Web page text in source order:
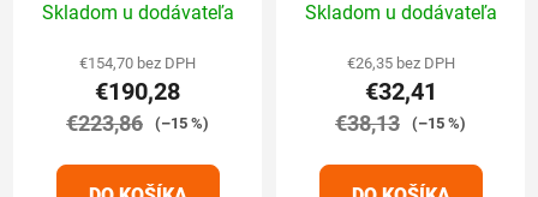
hodnotenie
produktu
je
5,0
5
Skladom u dodávateľa
€154,70 bez DPH
€190,28
€223,86 (–15 %)
hodnotenie
produktu
je
5,0
5
Skladom u dodávateľa
€26,35 bez DPH
€32,41
€38,13 (–15 %)